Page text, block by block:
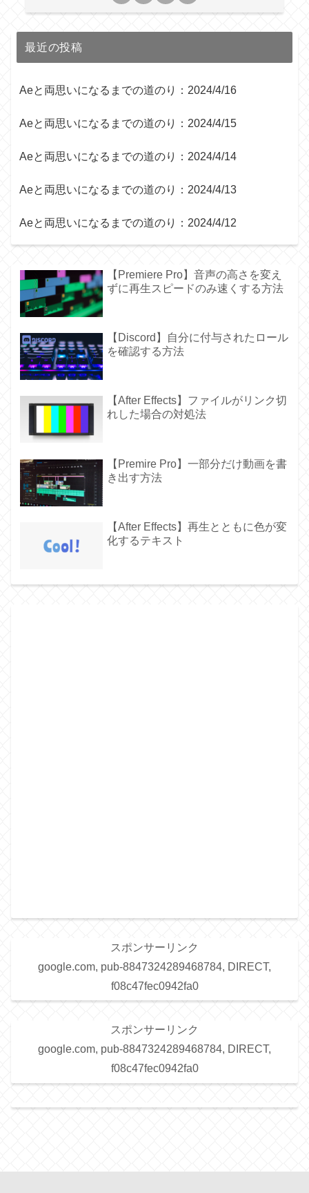
最近の投稿
Aeと両思いになるまでの道のり：2024/4/16
Aeと両思いになるまでの道のり：2024/4/15
Aeと両思いになるまでの道のり：2024/4/14
Aeと両思いになるまでの道のり：2024/4/13
Aeと両思いになるまでの道のり：2024/4/12
【Premiere Pro】音声の高さを変え
ずに再生スピードのみ速くする方法
【Discord】自分に付与されたロール
を確認する方法
【After Effects】ファイルがリンク切
れした場合の対処法
【Premire Pro】一部分だけ動画を書
き出す方法
【After Effects】再生とともに色が変
化するテキスト
スポンサーリンク
google.com, pub-8847324289468784, DIRECT,
f08c47fec0942fa0
スポンサーリンク
google.com, pub-8847324289468784, DIRECT,
f08c47fec0942fa0